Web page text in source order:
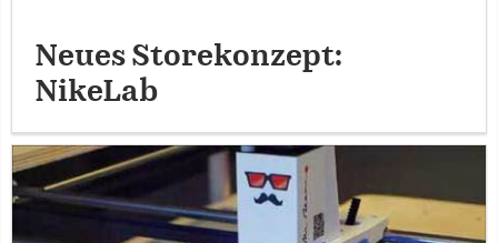
Neues Storekonzept:
NikeLab